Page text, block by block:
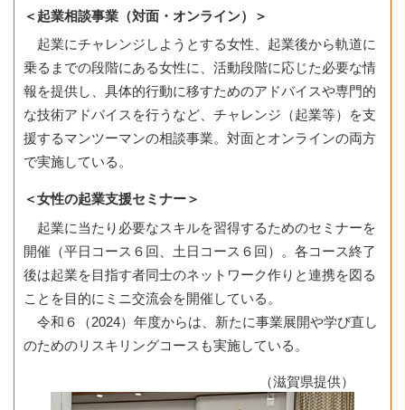
＜起業相談事業（対面・オンライン）＞
起業にチャレンジしようとする女性、起業後から軌道に
乗るまでの段階にある女性に、活動段階に応じた必要な情
報を提供し、具体的行動に移すためのアドバイスや専門的
な技術アドバイスを行うなど、チャレンジ（起業等）を支
援するマンツーマンの相談事業。対面とオンラインの両方
で実施している。
＜女性の起業支援セミナー＞
起業に当たり必要なスキルを習得するためのセミナーを
開催（平日コース６回、土日コース６回）。各コース終了
後は起業を目指す者同士のネットワーク作りと連携を図る
ことを目的にミニ交流会を開催している。
令和６（2024）年度からは、新たに事業展開や学び直し
のためのリスキリングコースも実施している。
（滋賀県提供）